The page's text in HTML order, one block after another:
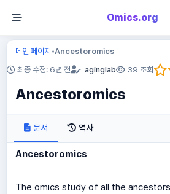
Omics.org
메인 페이지»Ancestoromics
최종 수정: 6년 전 aginglab 39 조회
Ancestoromics
문서 역사
Ancestoromics
The omics study of all the